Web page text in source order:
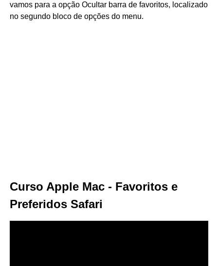
vamos para a opção Ocultar barra de favoritos, localizado
no segundo bloco de opções do menu.
Curso Apple Mac - Favoritos e
Preferidos Safari